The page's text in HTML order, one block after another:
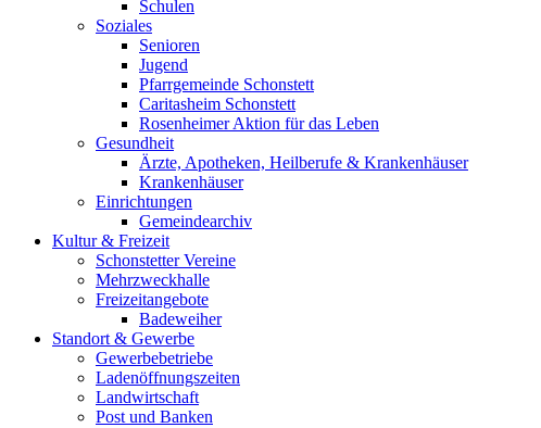
Schulen
Soziales
Senioren
Jugend
Pfarrgemeinde Schonstett
Caritasheim Schonstett
Rosenheimer Aktion für das Leben
Gesundheit
Ärzte, Apotheken, Heilberufe & Krankenhäuser
Krankenhäuser
Einrichtungen
Gemeindearchiv
Kultur & Freizeit
Schonstetter Vereine
Mehrzweckhalle
Freizeitangebote
Badeweiher
Standort & Gewerbe
Gewerbebetriebe
Ladenöffnungszeiten
Landwirtschaft
Post und Banken